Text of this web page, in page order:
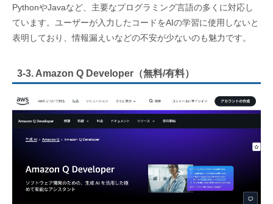
PythonやJavaなど、主要なプログラミング言語の多くに対応し
ています。ユーザーが入力したコードをAIの学習に使用しないと
表明しており、情報漏えいなどの不安が少ないのも魅力です。
3-3. Amazon Q Developer（無料/有料）